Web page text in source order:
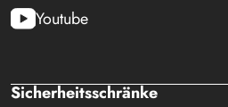
Youtube
Sicherheitsschränke